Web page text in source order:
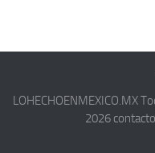
LOHECHOENMEXICO.MX
2026